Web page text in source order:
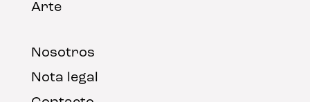
Arte
Nosotros
Nota legal